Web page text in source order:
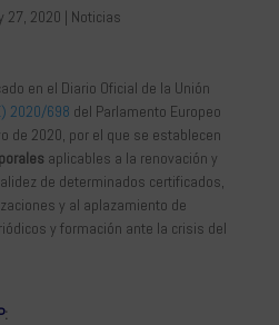
27, 2020 | Noticias
en el Diario Oficial de la Unión
2020/698 del Parlamento Europeo
de 2020, por el que se establecen
aplicables a la renovación y
de determinados certificados,
y al aplazamiento de
y formación ante la crisis del
: